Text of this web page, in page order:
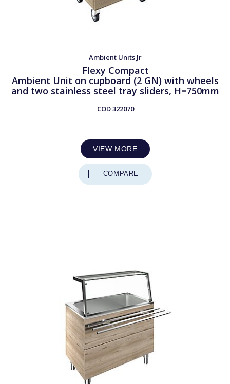
Ambient Units Jr
Flexy Compact
Ambient Unit on cupboard (2 GN) with wheels
and two stainless steel tray sliders, H=750mm
COD322070
VIEW MORE
COMPARE